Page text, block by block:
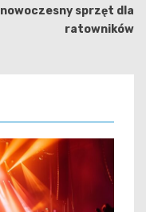
nowoczesny sprzęt dla
ratowników